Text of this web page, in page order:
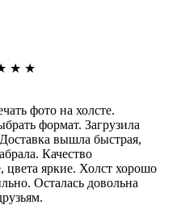
★ ★
фото на холсте.
формат. Загрузила
вышла быстрая,
Качество
цвета яркие. Холст хорошо
Осталась довольна